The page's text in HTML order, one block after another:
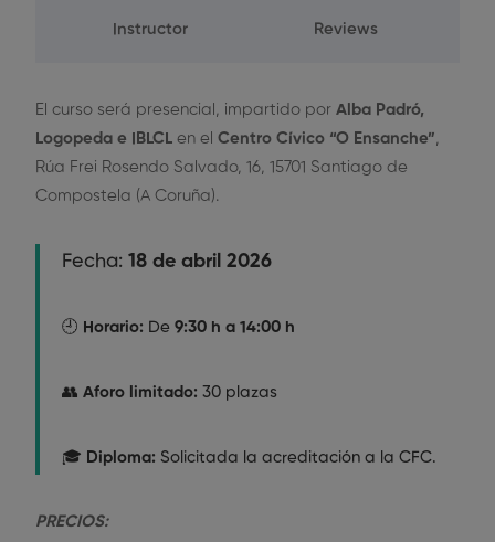
Instructor Reviews
El curso será presencial, impartido por Alba Padró,
Logopeda e IBLCL en el Centro Cívico “O Ensanche”,
Rúa Frei Rosendo Salvado, 16, 15701 Santiago de
Compostela (A Coruña).
Fecha: 18 de abril 2026
🕘 Horario: De 9:30 h a 14:00 h
👥 Aforo limitado: 30 plazas
🎓 Diploma: Solicitada la acreditación a la CFC.
PRECIOS: